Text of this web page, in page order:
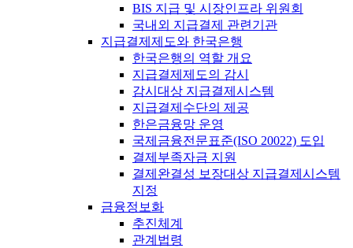
BIS 지급 및 시장인프라 위원회
국내외 지급결제 관련기관
지급결제제도와 한국은행
한국은행의 역할 개요
지급결제제도의 감시
감시대상 지급결제시스템
지급결제수단의 제공
한은금융망 운영
국제금융전문표준(ISO 20022) 도입
결제부족자금 지원
결제완결성 보장대상 지급결제시스템
지정
금융정보화
추진체계
관계법령